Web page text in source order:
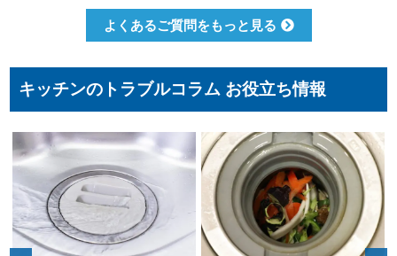
せんので、安心してまずはご相談ください。
クレジットカードのご利用は、VISA、
Master、JCBカードからお選びいただけま
コンビニ決済、QR決済など、お客さまのご都
よくあるご質問をもっと見る
キッチンのトラブルコラム お役立ち情報